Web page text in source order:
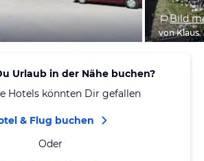
Bild
von Klaus
Urlaub in der Nähe buchen?
Hotels könnten Dir gefallen
& Flug buchen
Oder